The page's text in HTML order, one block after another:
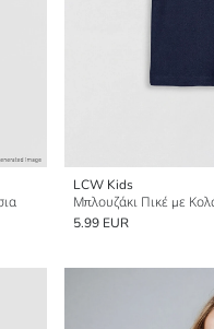
LCW Kids
Μπλουζάκι Πικέ με
5.99 EUR